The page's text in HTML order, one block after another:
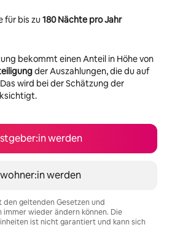
für bis zu 180 Nächte pro Jahr
bekommt einen Anteil in Höhe von
der Auszahlungen, die du auf
wird bei der Schätzung der
werden
werden
geltenden Gesetzen und
immer wieder ändern können. Die
ist nicht garantiert und kann sich